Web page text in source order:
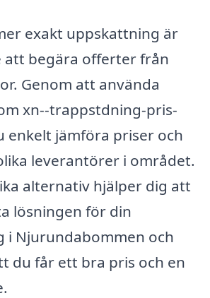
exakt uppskattning är
att begära offerter från
Genom att använda
xn--trappstdning-pris-
enkelt jämföra priser och
leverantörer i området.
alternativ hjälper dig att
lösningen för din
i Njurundabommen och
du får ett bra pris och en